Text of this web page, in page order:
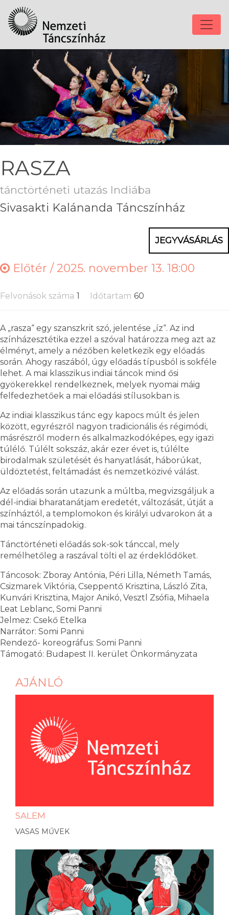
RASZA
tánctörténeti utazás Indiába
Sivasakti Kalánanda Táncszínház
JEGYVÁSÁRLÁS
Előtér /2025. november 13. 18:00
Felvonások száma 1 Időtartam 60
A „rasza“ egy szanszkrit szó, jelentése „íz“. Az ind
színházesztétika ezzel a szóval határozza meg azt az
élményt, amely a nézőben keletkezik egy előadás
során. Ahogy raszából, úgy előadás típusból is sokféle
lehet. A mai klasszikus indiai táncok mind ősi
gyökerekkel rendelkeznek, melyek nyomai máig
felfedezhetőek a mai előadási stílusokban is.
Az indiai klasszikus tánc egy kapocs múlt és jelen
között, egyrészről nagyon tradicionális és régimódi,
másrészről modern és alkalmazkodóképes, egy igazi
túlélő. Túlélt sokszáz, akár ezer évet is, túlélte
birodalmak születését és hanyatlását, háborúkat,
üldöztetést, feltámadást és nemzetközivé válást.
Az előadás során utazunk a múltba, megvizsgáljuk a
dél-indiai bharatanátjam eredetét, változását, útját a
színháztól, a templomokon és királyi udvarokon át a
mai táncszínpadokig.
Tánctörténeti előadás sok-sok tánccal, mely
remélhetőleg a raszával tölti el az érdeklődőket.
Táncosok: Zboray Antónia, Péri Lilla, Németh Tamás,
Csizmarek Viktória, Cseppentő Krisztina, László Zita,
Kunvári Krisztina, Major Anikó, Vesztl Zsófia, Mihaela
Leat Leblanc, Somi Panni
Jelmez: Csekő Etelka
Narrátor: Somi Panni
Rendező- koreográfus: Somi Panni
Támogató: Budapest II. kerület Önkormányzata
AJÁNLÓ
SALEM
VASAS MŰVEK